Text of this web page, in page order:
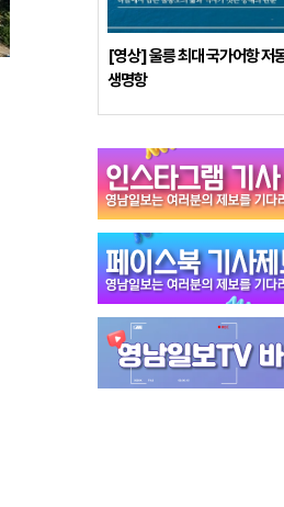
[영상] 울릉 최대 국가어항 저
생명항